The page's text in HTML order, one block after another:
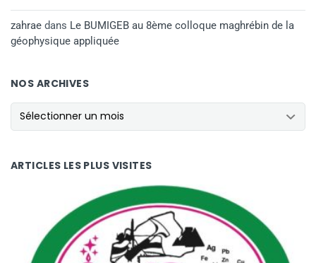
zahrae dans Le BUMIGEB au 8ème colloque maghrébin de la
géophysique appliquée
NOS ARCHIVES
NOS ARCHIVES
ARTICLES LES PLUS VISITES